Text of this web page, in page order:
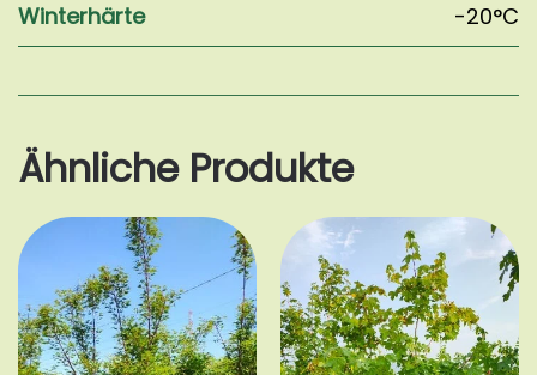
Winterhärte
-20°C
Ähnliche Produkte